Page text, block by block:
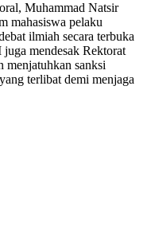
Muhammad Natsir
mahasiswa pelaku
ilmiah secara terbuka
mendesak Rektorat
menjatuhkan sanksi
terlibat demi menjaga